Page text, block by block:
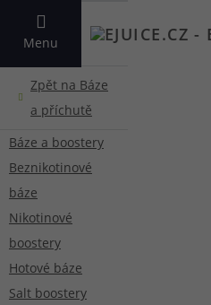
Menu
VYHLEDAT
Báze a boostery
Beznikotinové
báze
Nikotinové
boostery
Hotové báze
Salt boostery